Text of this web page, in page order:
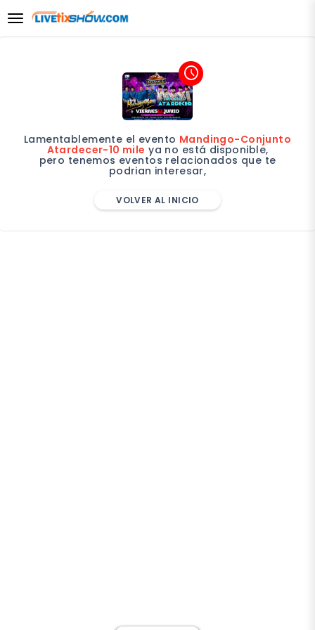
desplegar navegación
access_time
Lamentablemente el evento Mandingo-Conjunto
Atardecer-10 mile ya no está disponible,
pero tenemos eventos relacionados que te
podrian interesar,
VOLVER AL INICIO